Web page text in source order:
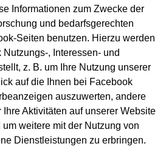
Informationen zum Zwecke der
und bedarfsgerechten
Seiten benutzen. Hierzu werden
, Interessen- und
z. B. um Ihre Nutzung unserer
auf die Ihnen bei Facebook
auszuwerten, andere
Aktivitäten auf unserer Website
weitere mit der Nutzung von
Dienstleistungen zu erbringen.